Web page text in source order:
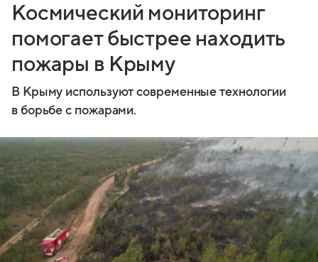
Космический мониторинг
помогает быстрее находить
пожары в Крыму
В Крыму используют современные технологии
в борьбе с пожарами.